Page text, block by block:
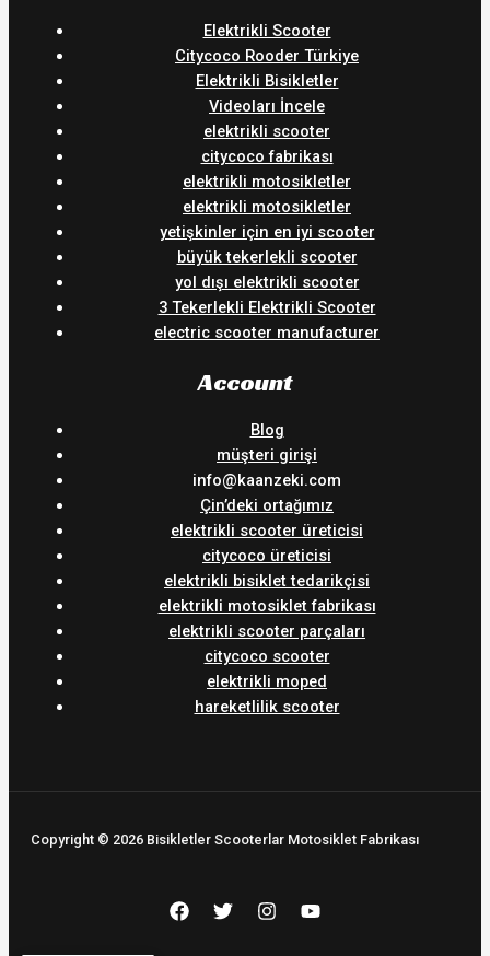
Elektrikli Scooter
Citycoco Rooder Türkiye
Elektrikli Bisikletler
Videoları İncele
elektrikli scooter
citycoco fabrikası
elektrikli motosikletler
elektrikli motosikletler
yetişkinler için en iyi scooter
büyük tekerlekli scooter
yol dışı elektrikli scooter
3 Tekerlekli Elektrikli Scooter
electric scooter manufacturer
Account
Blog
müşteri girişi
info@kaanzeki.com
Çin’deki ortağımız
elektrikli scooter üreticisi
citycoco üreticisi
elektrikli bisiklet tedarikçisi
elektrikli motosiklet fabrikası
elektrikli scooter parçaları
citycoco scooter
elektrikli moped
hareketlilik scooter
Copyright © 2026 Bisikletler Scooterlar Motosiklet Fabrikası